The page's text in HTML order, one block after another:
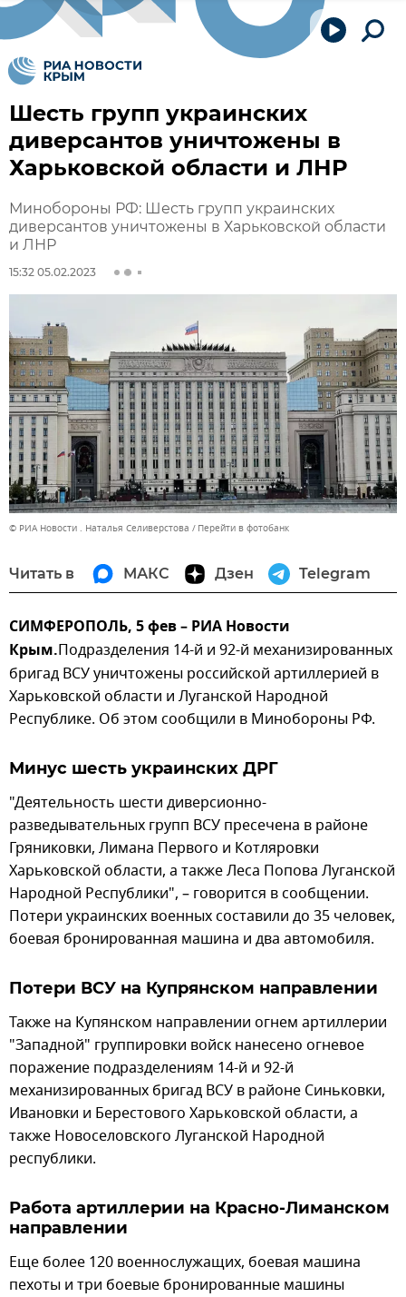
Шесть групп украинских
диверсантов уничтожены в
Харьковской области и ЛНР
Минобороны РФ: Шесть групп украинских
диверсантов уничтожены в Харьковской области
и ЛНР
15:32 05.02.2023
© РИА Новости . Наталья Селиверстова Перейти в фотобанк
Читать в МАКС Дзен Telegram
СИМФЕРОПОЛЬ, 5 фев – РИА Новости
Крым.Подразделения 14-й и 92-й механизированных
бригад ВСУ уничтожены российской артиллерией в
Харьковской области и Луганской Народной
Республике. Об этом сообщили в Минобороны РФ.
Минус шесть украинских ДРГ
"Деятельность шести диверсионно-
разведывательных групп ВСУ пресечена в районе
Гряниковки, Лимана Первого и Котляровки
Харьковской области, а также Леса Попова Луганской
Народной Республики", – говорится в сообщении.
Потери украинских военных составили до 35 человек,
боевая бронированная машина и два автомобиля.
Потери ВСУ на Купрянском направлении
Также на Купянском направлении огнем артиллерии
"Западной" группировки войск нанесено огневое
поражение подразделениям 14-й и 92-й
механизированных бригад ВСУ в районе Синьковки,
Ивановки и Берестового Харьковской области, а
также Новоселовского Луганской Народной
республики.
Работа артиллерии на Красно-Лиманском
направлении
Еще более 120 военнослужащих, боевая машина
пехоты и три боевые бронированные машины